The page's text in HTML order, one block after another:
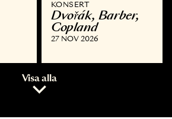
KONSERT
Dvořák, Barber,
Copland
27 NOV 2026
Visa alla